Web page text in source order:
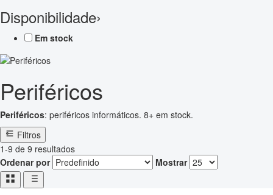
Disponibilidade›
Em stock
Periféricos
Periféricos: periféricos informáticos. 8+ em stock.
Filtros
1-9 de 9 resultados
Ordenar por
Mostrar